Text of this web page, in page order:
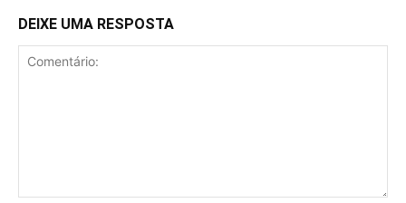
DEIXE UMA RESPOSTA